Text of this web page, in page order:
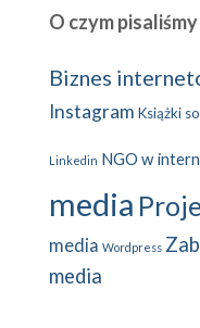
O czym pisaliśmy
Biznes
Instagram Książki
Linkedin NGO w
media
media Wordpress
media